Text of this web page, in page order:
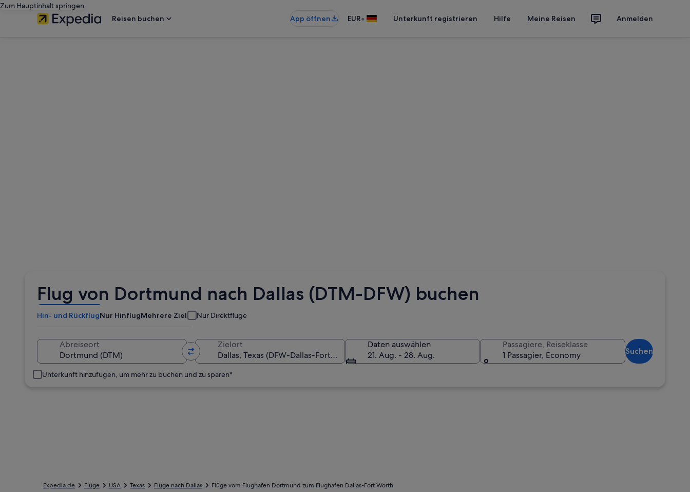
Zum Hauptinhalt springen
Reisen buchen
App öffnen EUR• Unterkunft registrieren Hilfe Meine Reisen Anmelden
Flug von Dortmund nach Dallas (DTM-DFW) buchen
Hin- und RückflugNur HinflugMehrere Ziele Nur Direktflüge
Abreiseort Zielort
Daten auswählen
21. Aug. - 28. Aug.
Passagiere, Reiseklasse
1 Passagier, Economy
Suchen
Unterkunft hinzufügen, um mehr zu buchen und zu sparen*
Expedia.de Flüge USA Texas Flüge nach Dallas Flüge vom Flughafen Dortmund zum Flughafen Dallas-Fort Worth